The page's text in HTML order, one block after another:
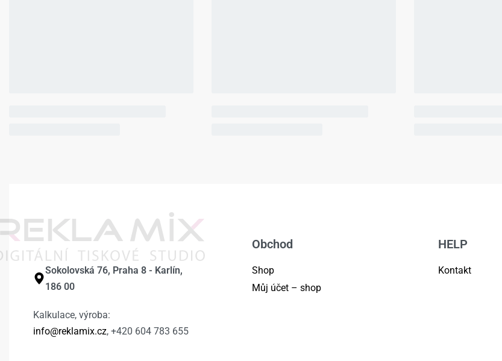
Sokolovská 76, Praha 8 - Karlín,
186 00
Kalkulace, výroba:
info@reklamix.cz, +420 604 783 655
Obchod
Shop
Můj účet – shop
HELP
Kontakt